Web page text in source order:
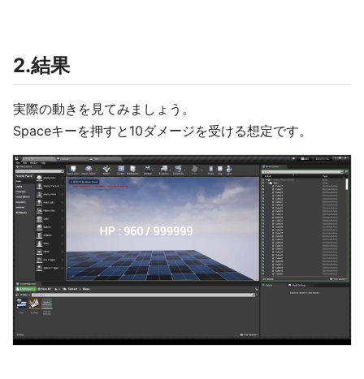
2.結果
実際の動きを見てみましょう。
Spaceキーを押すと10ダメージを受ける想定です。